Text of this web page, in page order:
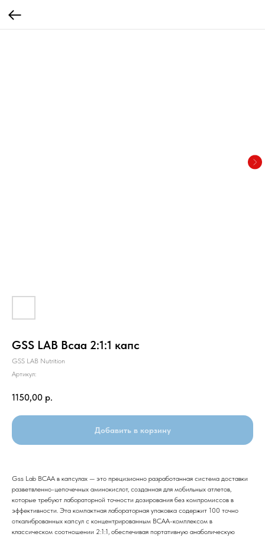
GSS LAB Bcaa 2:1:1 капс
GSS LAB Nutrition
Артикул:
1150,00 р.
Добавить в корзину
Gss Lab BCAA в капсулах — это прецизионно разработанная система доставки
разветвленно-цепочечных аминокислот, созданная для мобильных атлетов,
которые требуют лабораторной точности дозирования без компромиссов в
эффективности. Эта компактная лабораторная упаковка содержит 100 точно
откалиброванных капсул с концентрированным BCAA-комплексом в
классическом соотношении 2:1:1, обеспечивая портативную анаболическую